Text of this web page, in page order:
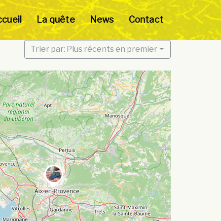
La quête News Contact
Trier par: Plus récents en premier